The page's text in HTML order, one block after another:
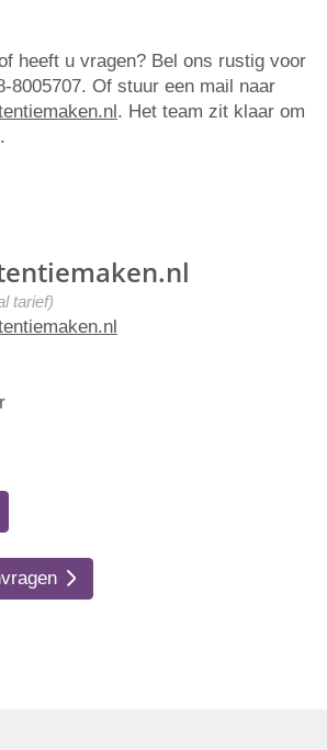
tarief)
heeft u vragen? Bel ons rustig voor
8005707. Of stuur een mail naar
. Het team zit klaar om